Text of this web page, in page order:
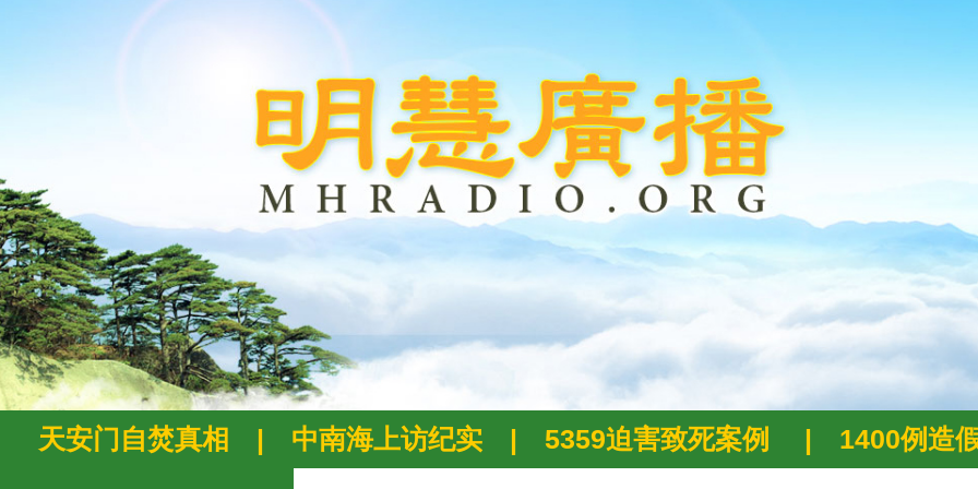
天安门自焚真相 | 中南海上访纪实 | 5359迫害致死案例 | 1400例造